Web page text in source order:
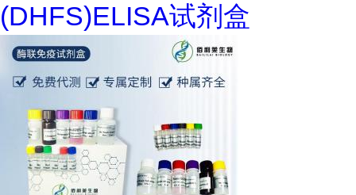
(DHFS)ELISA试剂盒